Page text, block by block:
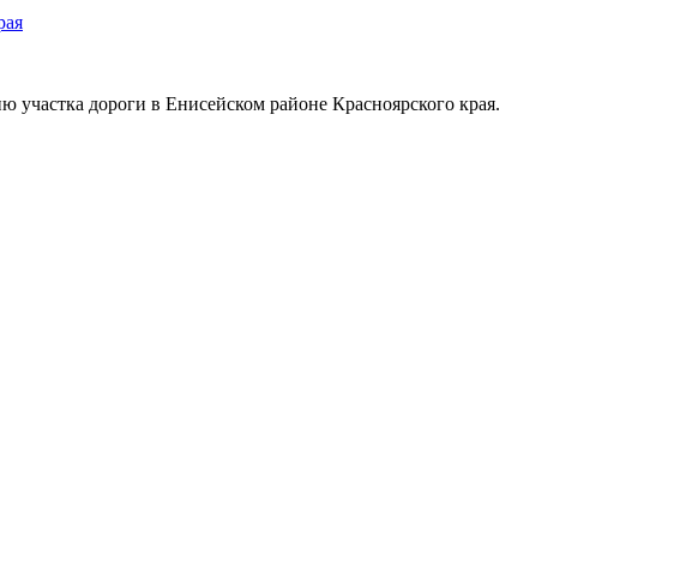
дороги в Енисейском районе Красноярского края.